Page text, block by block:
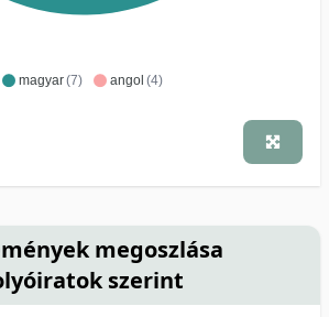
magyar(7) angol (4)
megoszlása
szerint